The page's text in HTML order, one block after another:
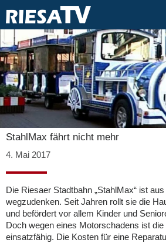
StahlMax fährt nicht mehr
4. Mai 2017
Die Riesaer Stadtbahn „StahlMax“ ist
wegzudenken. Seit Jahren rollt sie die
und befördert vor allem Kinder und
Doch wegen eines Motorschadens ist
einsatzfähig. Die Kosten für eine